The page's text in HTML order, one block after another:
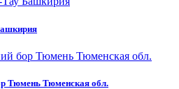
Тюмень Тюменская обл.